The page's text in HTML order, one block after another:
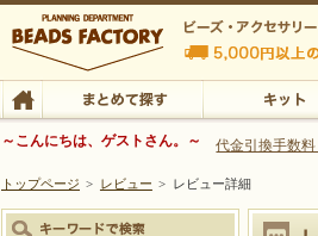
ビーズファクトリー ビーズ・パーツ・金具など
ビーズ・アクセサリ
ビーズ・アクセサリーの専門店 ビーズファクト
～こんにちは、ゲストさん。～ 代金引換手数
トップページ > レビュー > レビュー詳細